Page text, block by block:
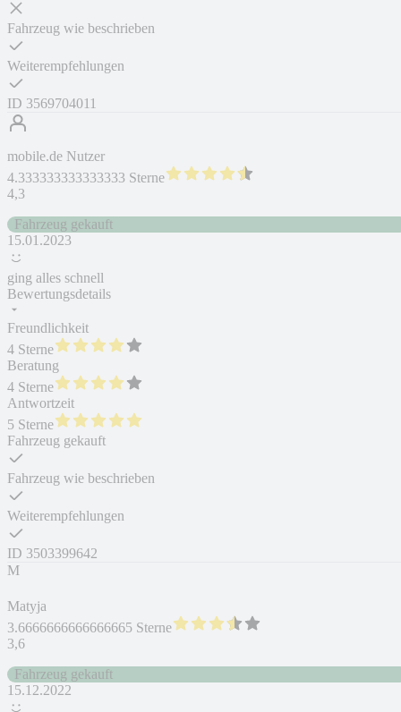
Fahrzeug wie beschrieben
Weiterempfehlungen
ID 3569704011
mobile.de Nutzer
4.333333333333333 Sterne
4,3
Fahrzeug gekauft
15.01.2023
ging alles schnell
Bewertungsdetails
Freundlichkeit
4 Sterne
Beratung
4 Sterne
Antwortzeit
5 Sterne
Fahrzeug gekauft
Fahrzeug wie beschrieben
Weiterempfehlungen
ID 3503399642
M
Matyja
3.6666666666666665 Sterne
3,6
Fahrzeug gekauft
15.12.2022